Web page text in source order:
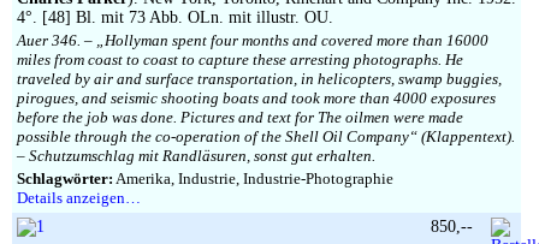
4°. [48] Bl. mit 73 Abb. OLn. mit illustr. OU.
Auer 346. – „Hollyman spent four months and covered more than 16000
miles from coast to coast to capture these arresting photographs. He
traveled by air and surface transportation, in helicopters, swamp buggies,
pirogues, and seismic shooting boats and took more than 4000 exposures
before the job was done. Pictures and text for The oilmen were made
possible through the co-operation of the Shell Oil Company“ (Klappentext).
– Schutzumschlag mit Randläsuren, sonst gut erhalten.
Schlagwörter: Amerika, Industrie, Industrie-Photographie
Details anzeigen…
850,--